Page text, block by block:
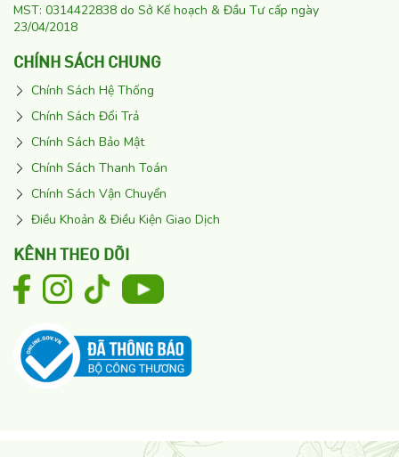
MST: 0314422838 do Sở Kế hoạch & Đầu Tư cấp ngày
23/04/2018
CHÍNH SÁCH CHUNG
Chính Sách Hệ Thống
Chính Sách Đổi Trả
Chính Sách Bảo Mật
Chính Sách Thanh Toán
Chính Sách Vận Chuyển
Điều Khoản & Điều Kiện Giao Dịch
KÊNH THEO DÕI